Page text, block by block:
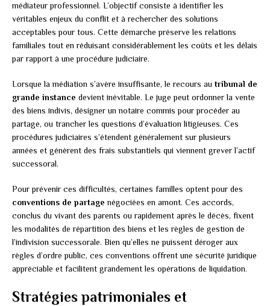
médiateur professionnel. L’objectif consiste à identifier les
véritables enjeux du conflit et à rechercher des solutions
acceptables pour tous. Cette démarche préserve les relations
familiales tout en réduisant considérablement les coûts et les délais
par rapport à une procédure judiciaire.
Lorsque la médiation s’avère insuffisante, le recours au tribunal de
grande instance devient inévitable. Le juge peut ordonner la vente
des biens indivis, désigner un notaire commis pour procéder au
partage, ou trancher les questions d’évaluation litigieuses. Ces
procédures judiciaires s’étendent généralement sur plusieurs
années et génèrent des frais substantiels qui viennent grever l’actif
successoral.
Pour prévenir ces difficultés, certaines familles optent pour des
conventions de partage négociées en amont. Ces accords,
conclus du vivant des parents ou rapidement après le décès, fixent
les modalités de répartition des biens et les règles de gestion de
l’indivision successorale. Bien qu’elles ne puissent déroger aux
règles d’ordre public, ces conventions offrent une sécurité juridique
appréciable et facilitent grandement les opérations de liquidation.
Stratégies patrimoniales et